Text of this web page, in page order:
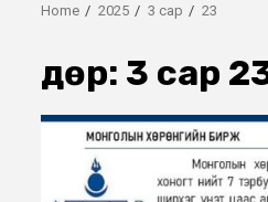
Home 2025 3 сар 23
Өдөр: 3 сар